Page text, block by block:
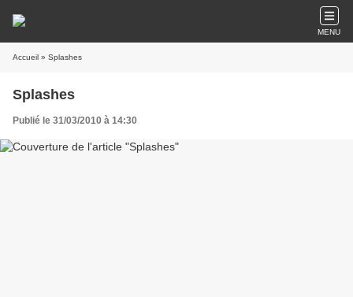
MENU
Accueil » Splashes
Splashes
Publié le 31/03/2010 à 14:30